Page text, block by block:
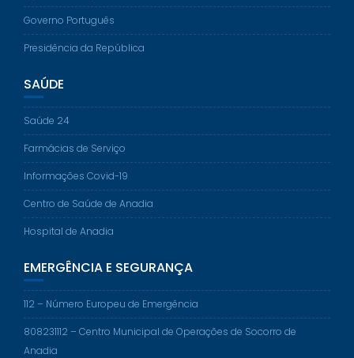
Governo Português
Presidência da República
SAÚDE
Saúde 24
Farmácias de Serviço
Informações Covid-19
Centro de Saúde de Anadia
Hospital de Anadia
EMERGÊNCIA E SEGURANÇA
112 – Número Europeu de Emergência
808231112 – Centro Municipal de Operações de Socorro de
Anadia